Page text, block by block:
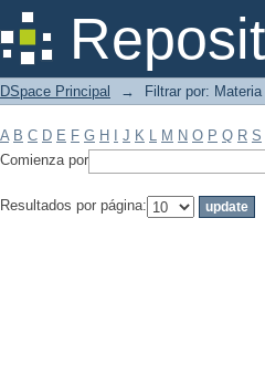
Filtrar por: Materia
DSpace Principal → Filtrar por: Materia
A B C D E F G H J K L M N O P Q R S
Comienza por
Resultados por página: